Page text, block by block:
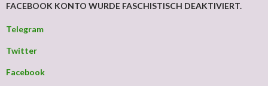
FACEBOOK KONTO WURDE FASCHISTISCH DEAKTIVIERT.
Telegram
Twitter
Facebook